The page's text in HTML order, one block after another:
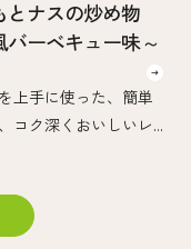
とナスの炒め物
バーベキュー味～
上手に使った、簡単
コク深くおいしいレ
。トマトケチャップ
いを活かしたバーベ
ースでいただきま